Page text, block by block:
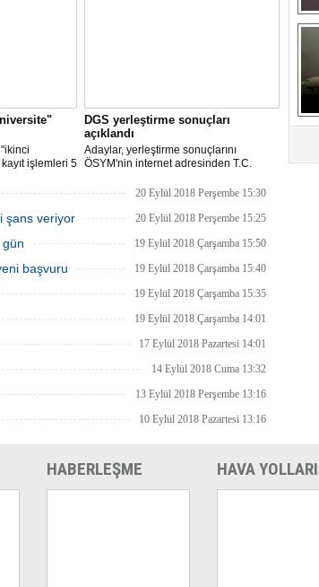
işlemleri 5
DGS yerleştirme sonuçları
açıklandı
Adaylar, yerleştirme sonuçlarını
ÖSYM'nin internet adresinden T.C.
öğrenebilecek.20 Eylül 2018 Perşembe 15:30
şans veriyor 20 Eylül 2018 Perşembe 15:25
19 Eylül 2018 Çarşamba 15:50
başvuru 19 Eylül 2018 Çarşamba 15:40
19 Eylül 2018 Çarşamba 15:35
19 Eylül 2018 Çarşamba 14:01
17 Eylül 2018 Pazartesi 14:01
14 Eylül 2018 Cuma 13:32
13 Eylül 2018 Perşembe 13:16
10 Eylül 2018 Pazartesi 13:16
HABERLEŞME HAVA YOLLARI